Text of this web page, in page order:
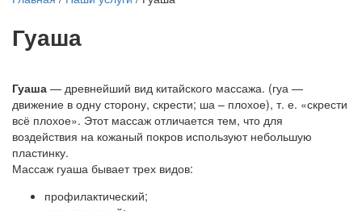
Гуаша
Гуаша — древнейший вид китайского массажа. (гуа —
движение в одну сторону, скрести; ша – плохое), т. е. «скрести
всё плохое». Этот массаж отличается тем, что для
воздействия на кожаный покров используют небольшую
пластинку.
Массаж гуаша бывает трех видов:
профилактический;